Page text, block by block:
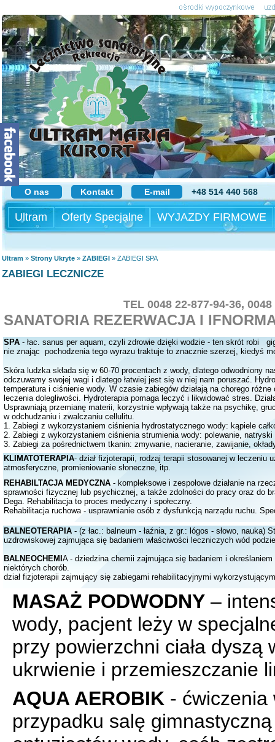
O nas Kontakt E-mail +48 514 440 568
Ultram Oferty Specjalne WYJAZDY FIRMOWE
Ultram » Strony Ukryte » ZABIEGI » ZABIEGI SPA
ZABIEGI LECZNICZE
TEL 0048 22-877-94-36, 0048
SANATORIA REZERWACJA I
SPA - łac. sanus per aquam, czyli zdrowie dzięki wodzie - ten skrót robi
nie znając pochodzenia tego wyrazu traktuje to znacznie szerzej, kiedyś
Skóra ludzka składa się w 60-70 procentach z wody, dlatego odwodniony
odczuwamy swojej wagi i dlatego łatwiej jest się w niej nam poruszać.
temperatura i ciśnienie wody. W czasie zabiegów działają na chorego
leczenia dolegliwości. Hydroterapia pomaga leczyć i likwidować stres.
Usprawniają przemianę materii, korzystnie wpływają także na psychikę,
w odchudzaniu i zwalczaniu cellulitu.
1. Zabiegi z wykorzystaniem ciśnienia hydrostatycznego wody: kąpiele
2. Zabiegi z wykorzystaniem ciśnienia strumienia wody: polewanie, natryski
3. Zabiegi za pośrednictwem tkanin: zmywanie, nacieranie, zawijanie,
KLIMATOTERAPIA- dział fizjoterapii, rodzaj terapii stosowanej w
atmosferyczne, promieniowanie słoneczne, itp.
REHABILTACJA MEDYCZNA - kompleksowe i zespołowe działanie na
sprawności fizycznej lub psychicznej, a także zdolności do pracy oraz do
Dega. Rehabilitacja to proces medyczny i społeczny.
Rehabilitacja ruchowa - usprawnianie osób z dysfunkcją narządu ruchu.
BALNEOTERAPIA - (z łac.: balneum - łaźnia, z gr.: lógos - słowo, nauka)
uzdrowiskowej zajmująca się badaniem właściwości leczniczych wód
BALNEOCHEMI A - dziedzina chemii zajmująca się badaniem i
niektórych chorób.
dział fizjoterapii zajmujący się zabiegami rehabilitacyjnymi
MASAŻ PODWODNY –
wody, pacjent leży w
przy powierzchni ciała
ukrwienie i przemieszczanie
AQUA AEROBIK - ćwiczenia
przypadku salę